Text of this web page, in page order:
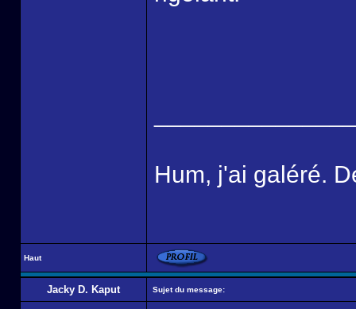
Hum, j'ai galéré.
Haut
Jacky D. Kaput Sujet du message: